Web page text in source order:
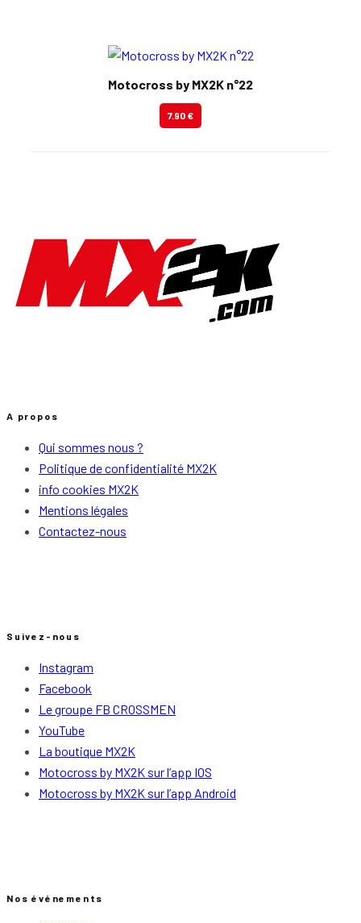
Motocross by MX2K n°22
7.90 €
A propos
Qui sommes nous ?
Politique de confidentialité MX2K
info cookies MX2K
Mentions légales
Contactez-nous
Suivez-nous
Instagram
Facebook
Le groupe FB CROSSMEN
YouTube
La boutique MX2K
Motocross by MX2K sur l’app IOS
Motocross by MX2K sur l’app Android
Nos événements